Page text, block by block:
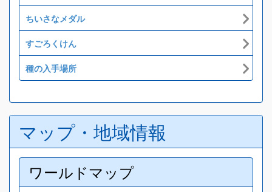
ちいさなメダル
すごろくけん
種の入手場所
マップ・地域情報
ワールドマップ